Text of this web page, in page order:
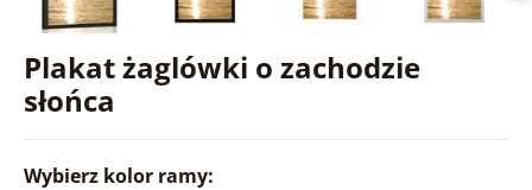
Plakat żaglówki o zachodzie
słońca
Wybierz kolor ramy: